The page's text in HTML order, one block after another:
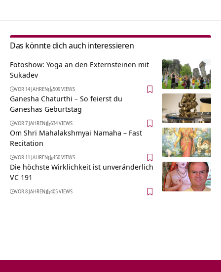
Das könnte dich auch interessieren
Fotoshow: Yoga an den Externsteinen mit
Sukadev
VOR 14 JAHREN 509 VIEWS
Ganesha Chaturthi – So feierst du
Ganeshas Geburtstag
VOR 7 JAHREN 634 VIEWS
Om Shri Mahalakshmyai Namaha – Fast
Recitation
VOR 11 JAHREN 450 VIEWS
Die höchste Wirklichkeit ist unveränderlich
VC 191
VOR 8 JAHREN 405 VIEWS